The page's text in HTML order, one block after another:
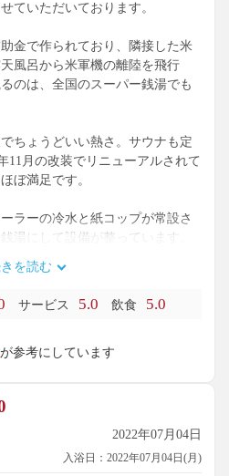
ていただいております。
金で作られており、隣接した米
風呂から米軍機の離陸を飛行
のは、全国のスーパー銭湯でも
ちょうどいい熱さ。サウナも定
11月の改装でリニューアルされて
ぼ満足です。
ラーの冷水と紙コップが常設さ
湯にして設備が整っています。
、回数券（5枚つづり）が2,000円
できます。また、障碍者手帳をお
円で入浴ができます。
があり、徒歩だと40分位はかか
タクシーで来られる方がいま
湯を沸かしている、防波堤の外
てからご利用されることをお勧
を読む
サービス 5.0 飲食 5.0
が参考にしています
2022年07月04日
入浴日：2022年07月04日(月)